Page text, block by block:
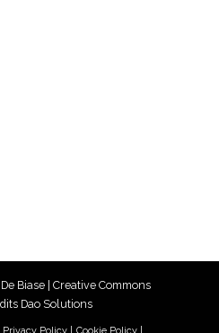
Biase | Creative Commons
Dao Solutions